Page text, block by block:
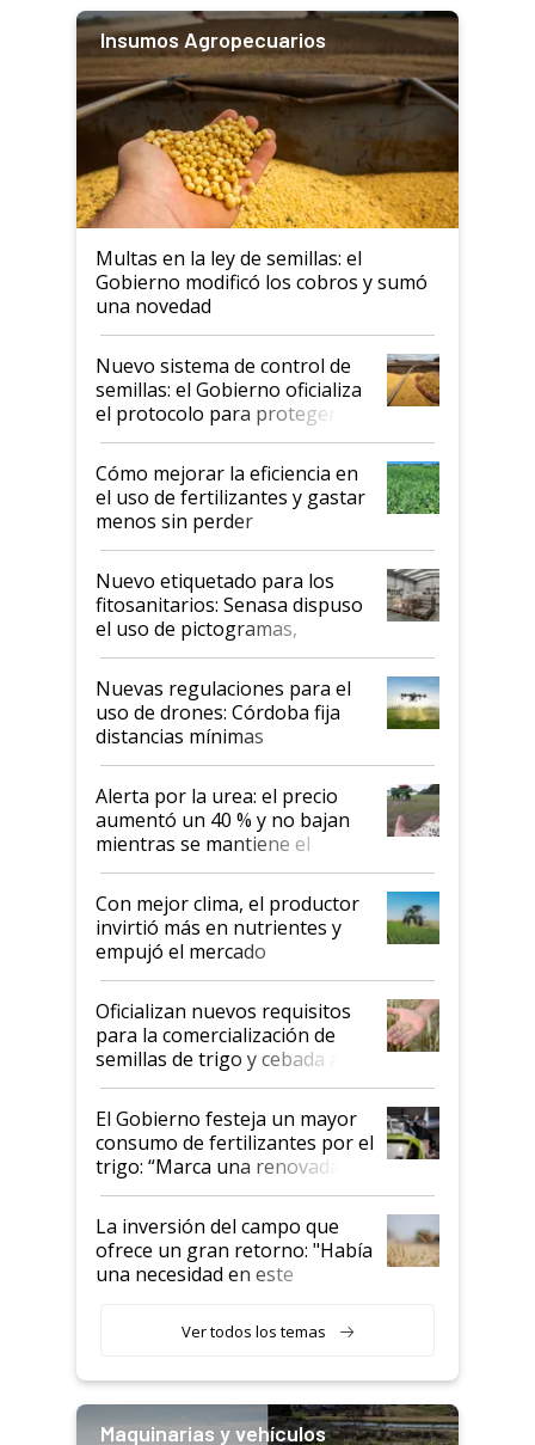
Insumos Agropecuarios
Multas en la ley de semillas: el
Gobierno modificó los cobros y sumó
una novedad
Nuevo sistema de control de
semillas: el Gobierno oficializa
el protocolo para proteger la
propiedad intelectual
Cómo mejorar la eficiencia en
el uso de fertilizantes y gastar
menos sin perder
productividad en la campaña
fina
Nuevo etiquetado para los
fitosanitarios: Senasa dispuso
el uso de pictogramas,
palabras de advertencia e
indicaciones
Nuevas regulaciones para el
uso de drones: Córdoba fija
distancias mínimas
Alerta por la urea: el precio
aumentó un 40 % y no bajan
mientras se mantiene el
conflicto en Medio Oriente
Con mejor clima, el productor
invirtió más en nutrientes y
empujó el mercado
Oficializan nuevos requisitos
para la comercialización de
semillas de trigo y cebada a
granel
El Gobierno festeja un mayor
consumo de fertilizantes por el
trigo: “Marca una renovada
confianza de los productores”
La inversión del campo que
ofrece un gran retorno: "Había
una necesidad en este
Ver todos los temas
Maquinarias y vehículos